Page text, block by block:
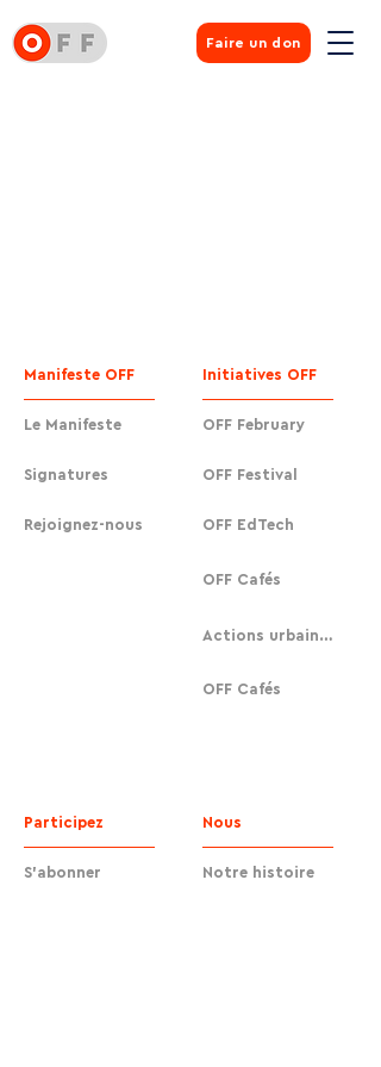
Faire un don
Manifeste OFF
Le Manifeste
Signatures
Rejoignez-nous
Initiatives OFF
OFF February
OFF Festival
OFF EdTech
OFF Cafés
Actions urbaines
OFF Cafés
Participez
S'abonner
Nous
Notre histoire